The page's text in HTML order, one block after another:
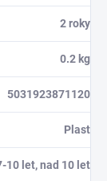
2 roky
0.2 kg
5031923871120
Plast
10 let, nad 10 let